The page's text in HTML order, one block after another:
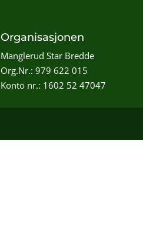
Organisasjonen
Manglerud Star Bredde
Org.Nr.: 979 622 015
Konto nr.: 1602 52 47047